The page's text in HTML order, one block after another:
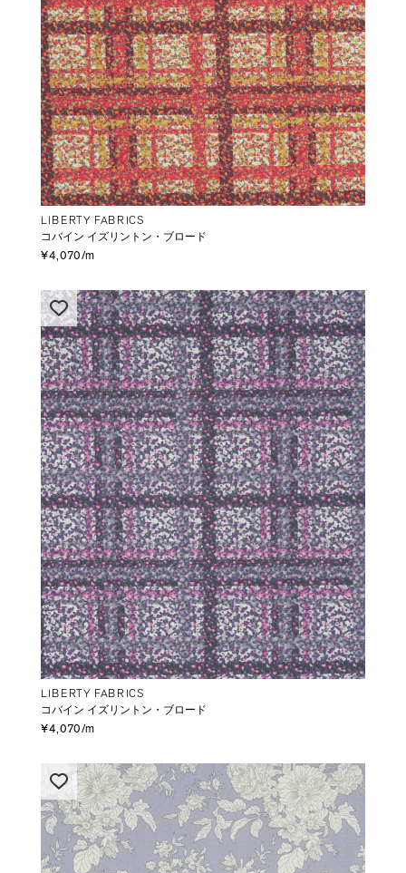
LIBERTY FABRICS
コバイン イズリントン・ブロード
¥4,070/m
LIBERTY FABRICS
コバイン イズリントン・ブロード
¥4,070/m